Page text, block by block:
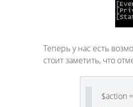
Теперь у нас есть
стоит заметить, что
$action